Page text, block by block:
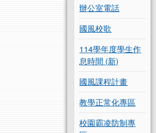
辦公室電話
國風校歌
114學年度學生作
息時間 (新)
國風課程計畫
教學正常化專區
校園霸凌防制專